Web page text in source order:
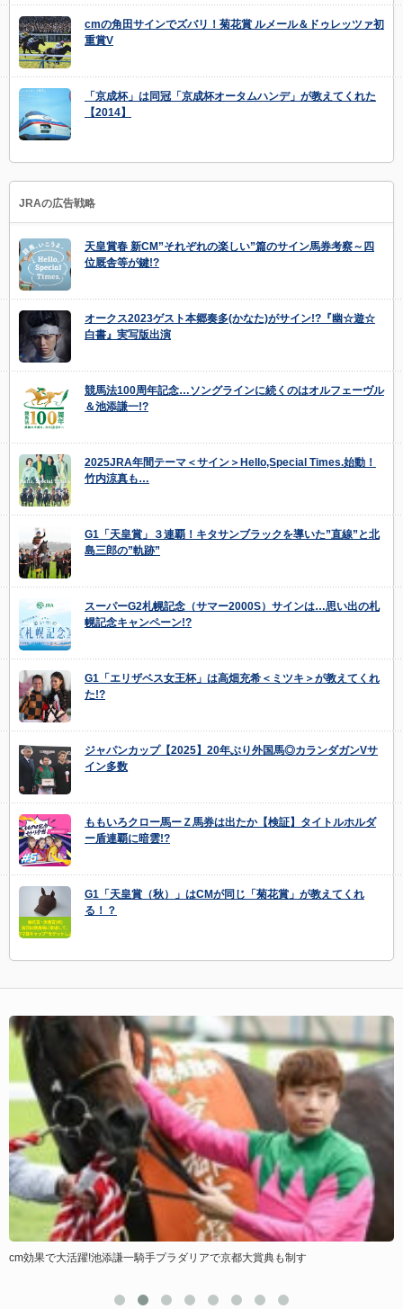
cmの角田サインでズバリ！菊花賞 ルメール＆ドゥレッツァ初
重賞V
「京成杯」は同冠「京成杯オータムハンデ」が教えてくれた
【2014】
JRAの広告戦略
天皇賞春 新CM”それぞれの楽しい”篇のサイン馬券考察～四
位厩舎等が鍵!?
オークス2023ゲスト本郷奏多(かなた)がサイン!?『幽☆遊☆
白書』実写版出演
競馬法100周年記念…ソングラインに続くのはオルフェーヴル
＆池添謙一!?
2025JRA年間テーマ＜サイン＞Hello,Special Times.始動！
竹内涼真も…
G1「天皇賞」３連覇！キタサンブラックを導いた”直線”と北
島三郎の”軌跡”
スーパーG2札幌記念（サマー2000S）サインは…思い出の札
幌記念キャンペーン!?
G1「エリザベス女王杯」は高畑充希＜ミツキ＞が教えてくれ
た!?
ジャパンカップ【2025】20年ぶり外国馬◎カランダガンVサ
イン多数
ももいろクロー馬ーＺ馬券は出たか【検証】タイトルホルダ
ー盾連覇に暗雲!?
G1「天皇賞（秋）」はCMが同じ「菊花賞」が教えてくれ
る！？
賞典も制す イクイノックス2023宝塚記念ファン投票最多票御礼